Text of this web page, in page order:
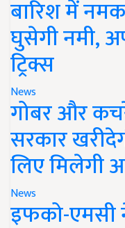
बारिश में
घुसेगी नमी,
ट्रिक्स
News
गोबर और
सरकार
लिए मिलेगी
News
इफको-एमसी